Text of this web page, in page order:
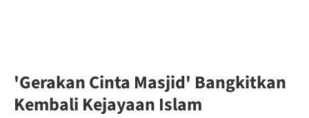
'Gerakan Cinta Masjid' Bangkitkan
Kembali Kejayaan Islam